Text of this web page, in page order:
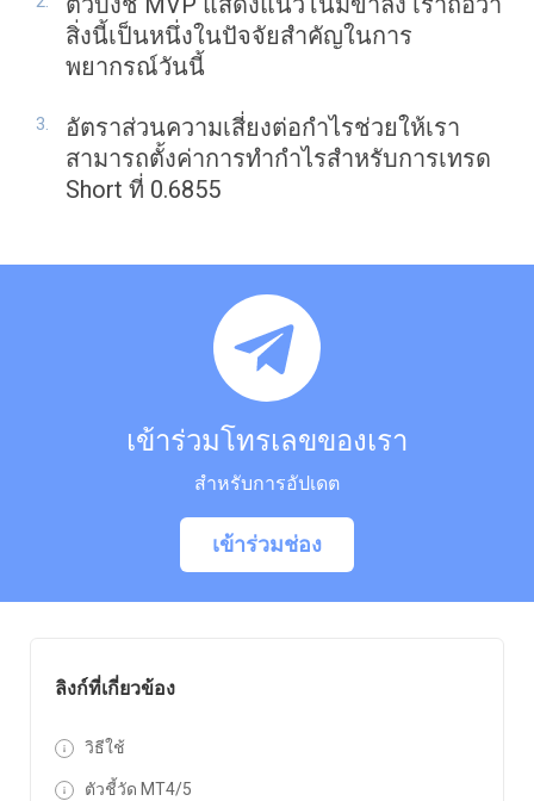
ลิงก์ที่เกี่ยวข้อง
วิธีใช้
ตัวชี้วัด MT4/5
สิ่งนี้เป็นหนึ่งในปัจจัยสำคัญในการ
พยากรณ์วันนี้
อัตราส่วนความเสี่ยงต่อกำไรช่วยให้เรา
สามารถตั้งค่าการทำกำไรสำหรับการเทรด
Short ที่ 0.6855
เข้าร่วมโทรเลขของเรา
สำหรับการอัปเดต
เข้าร่วมช่อง